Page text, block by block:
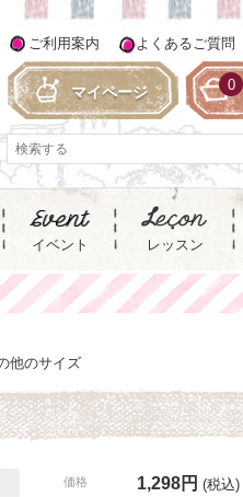
イベント レッスン
ご利用案内 よくあるご質問
マイページ 0
他のサイズ
価格 1,298円 (税込)